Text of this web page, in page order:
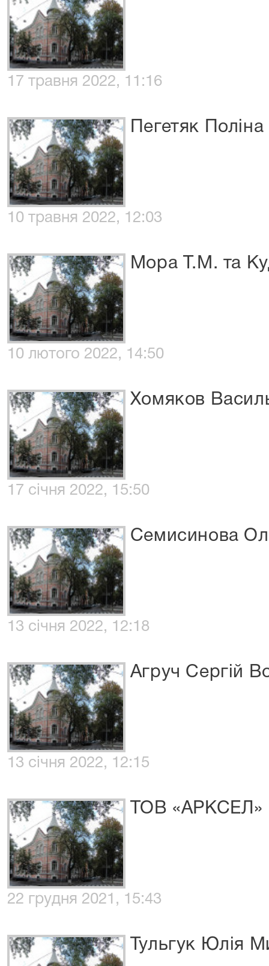
17 травня 2022, 11:16
Пегетяк
10 травня 2022, 12:03
Мора Т.М. та
10 лютого 2022, 14:50
Хомяков
17 січня 2022, 15:50
Семисинова
13 січня 2022, 12:18
Агруч Сергій
13 січня 2022, 12:15
ТОВ «АРКСЕЛ»
22 грудня 2021, 15:43
Тульгук Юлія